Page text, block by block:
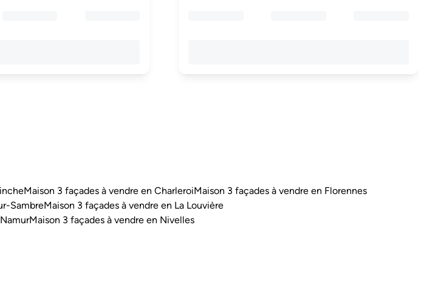
Maison 3 façades à vendre en CharleroiMaison 3 façades à vendre en Florennes
SambreMaison 3 façades à vendre en La Louvière
Maison 3 façades à vendre en Nivelles